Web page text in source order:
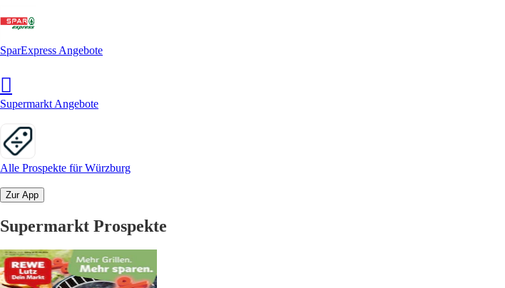
SparExpress Angebote
Supermarkt Angebote
Alle Prospekte für Würzburg
Zur App
Supermarkt Prospekte